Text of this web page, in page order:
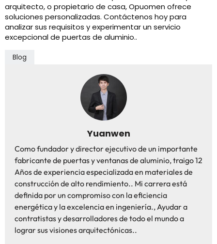
arquitecto, o propietario de casa, Opuomen ofrece
soluciones personalizadas. Contáctenos hoy para
analizar sus requisitos y experimentar un servicio
excepcional de puertas de aluminio..
Blog
Yuanwen
Como fundador y director ejecutivo de un importante
fabricante de puertas y ventanas de aluminio, traigo 12
Años de experiencia especializada en materiales de
construcción de alto rendimiento.. Mi carrera está
definida por un compromiso con la eficiencia
energética y la excelencia en ingeniería., Ayudar a
contratistas y desarrolladores de todo el mundo a
lograr sus visiones arquitectónicas..